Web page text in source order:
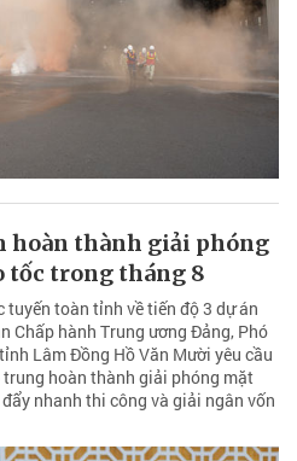
hoàn thành giải phóng
tốc trong tháng 8
toàn tỉnh về tiến độ 3 dự án
Chấp hành Trung ương Đảng, Phó
Lâm Đồng Hồ Văn Mười yêu cầu
hoàn thành giải phóng mặt
nhanh thi công và giải ngân vốn